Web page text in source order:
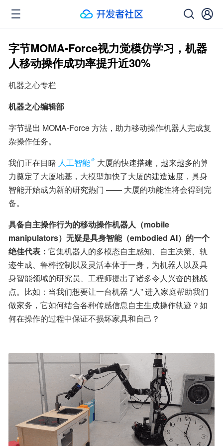
字节MOMA-Force视力觉模仿学习，机器
人移动操作成功率提升近30%
机器之心专栏
机器之心编辑部
字节提出 MOMA-Force 方法，助力移动操作机器人完成复
杂操作任务。
我们正在目睹 人工智能
大厦的快速搭建，越来越多的算
力奠定了大厦地基，大模型加快了大厦的建造速度，具身
智能开始成为新的研究热门 —— 大厦的功能性将会得到完
备。
具备自主操作行为的移动操作机器人（mobile
manipulators）无疑是具身智能（embodied AI）的一个
绝佳代表： 它集机器人的多模态自主感知、自主决策、轨
迹生成、鲁棒控制以及灵活本体于一身，为机器人以及具
身智能领域的研究员、工程师提出了诸多令人兴奋的挑战
点。比如：当我们想要让一台机器 “人” 进入家庭帮助我们
做家务，它如何结合各种传感信息自主生成操作轨迹？如
何在操作的过程中保证不损坏家具和自己？